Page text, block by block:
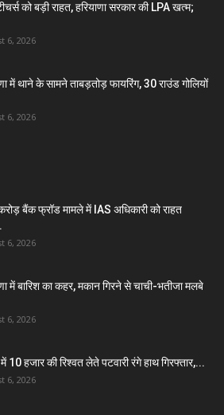
को बड़ी राहत, हरियाणा सरकार की LPA खत्म;
6, 2026
में थाने के सामने ताबड़तोड़ फायरिंग, 30 राउंड गोलियों
6, 2026
बैंक फ्रॉड मामले में IAS अधिकारी को राहत
6, 2026
में बारिश का कहर, मकान गिरने से चाची-भतीजा मलबे
6, 2026
में 10 हजार की रिश्वत लेते पटवारी रंगे हाथ गिरफ्तार,...
6, 2026